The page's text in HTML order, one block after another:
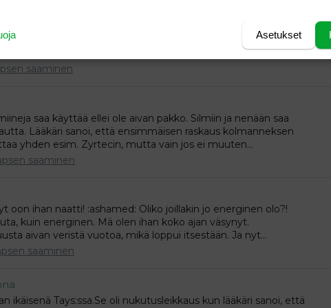
kun yritin miehelle ja sen työkavereille ettiä kaupungista
on joka päivä auki. Oli kyl tosin kauppojen edessä
vaiheessa mahtoivat ymmärtää, ettei...
saaminen
saa käyttää ellei ole aivan pakko. Silmiin ja nenään saa
Lääkäri sanoi, että ensimmäisen raskaus kolmanneksen
yhden esim. Zyrtecin, mutta vain jos ei muuten...
saaminen
oon ihan naatti! :ashamed: Oliko joillakin jo energinen olo?!
kuin energinen. Mä olen ihan koko ajan väsynyt.
aivan veristä vuotoa, mikä loppui itsestään. Ja nyt...
saaminen
ikäisenä Tays:ssa.Se oli nukutusleikkaus kun lääkäri sanoi, että
Asetukset